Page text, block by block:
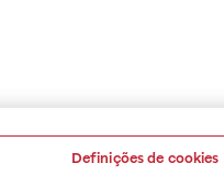
Definições de cookies